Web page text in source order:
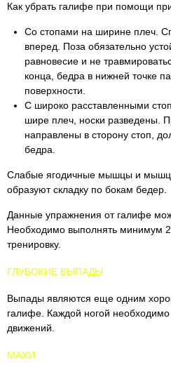
Как убрать галифе при помощи
Со стопами на ширине плеч.
вперед. Поза обязательно
равновесие и не
конца, бедра в нижней точке
поверхности.
С широко расставленными
шире плеч, носки разведены.
направлены в сторону стоп,
бедра.
Слабые ягодичные мышцы и
образуют складку по бокам бедер.
Данные упражнения от галифе
Необходимо выполнять минимум
тренировку.
ГЛУБОКИЕ ВЫПАДЫ
Выпады являются еще одним
галифе. Каждой ногой
движений.
МАХИ